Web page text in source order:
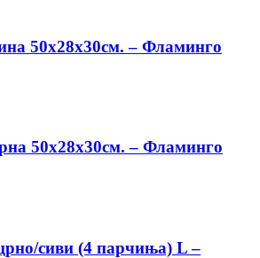
50х28х30см. – Фламинго
50х28х30см. – Фламинго
сиви (4 парчиња) L –